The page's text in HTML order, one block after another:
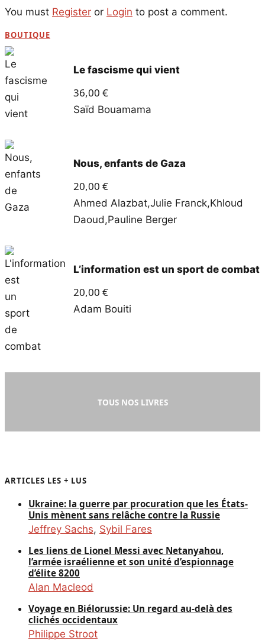
You must Register or Login to post a comment.
BOUTIQUE
Le fascisme qui vient
36,00 €
Saïd Bouamama
Nous, enfants de Gaza
20,00 €
Ahmed Alazbat,Julie Franck,Khloud
Daoud,Pauline Berger
L’information est un sport de combat
20,00 €
Adam Bouiti
TOUS NOS LIVRES
ARTICLES LES + LUS
Ukraine: la guerre par procuration que les États-
Unis mènent sans relâche contre la Russie
Jeffrey Sachs, Sybil Fares
Les liens de Lionel Messi avec Netanyahou,
l’armée israélienne et son unité d’espionnage
d’élite 8200
Alan Macleod
Voyage en Biélorussie: Un regard au-delà des
clichés occidentaux
Philippe Stroot